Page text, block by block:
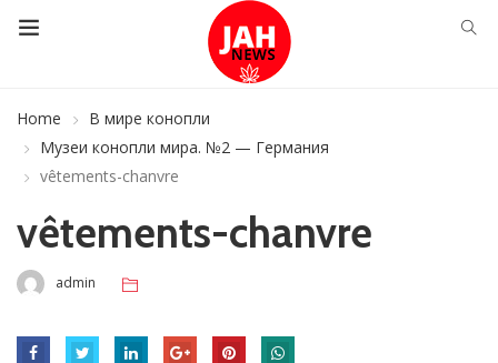
Home
В мире конопли
Музеи конопли мира. №2 — Германия
vêtements-chanvre
vêtements-chanvre
admin